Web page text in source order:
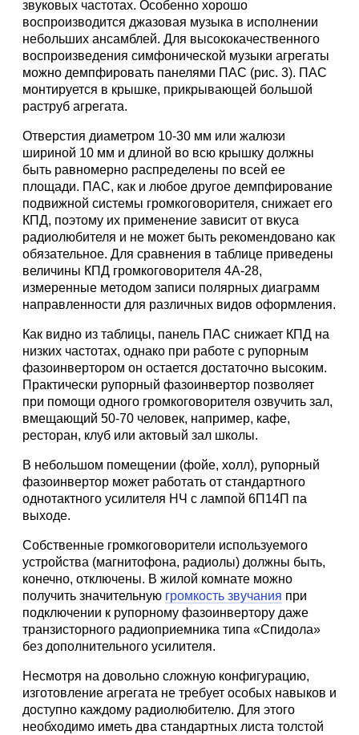
звуковых частотах. Особенно хорошо
воспроизводится джазовая музыка в исполнении
небольших ансамблей. Для высококачественного
воспроизведения симфонической музыки агрегаты
можно демпфировать панелями ПАС (рис. 3). ПАС
монтируется в крышке, прикрывающей большой
раструб агрегата.
Отверстия диаметром 10-30 мм или жалюзи
шириной 10 мм и длиной во всю крышку должны
быть равномерно распределены по всей ее
площади. ПАС, как и любое другое демпфирование
подвижной системы громкоговорителя, снижает его
КПД, поэтому их применение зависит от вкуса
радиолюбителя и не может быть рекомендовано как
обязательное. Для сравнения в таблице приведены
величины КПД громкоговорителя 4А-28,
измеренные методом записи полярных диаграмм
направленности для различных видов оформления.
Как видно из таблицы, панель ПАС снижает КПД на
низких частотах, однако при работе с рупорным
фазоинвертором он остается достаточно высоким.
Практически рупорный фазоинвертор позволяет
при помощи одного громкоговорителя озвучить зал,
вмещающий 50-70 человек, например, кафе,
ресторан, клуб или актовый зал школы.
В небольшом помещении (фойе, холл), рупорный
фазоинвертор может работать от стандартного
однотактного усилителя НЧ с лампой 6П14П па
выходе.
Собственные громкоговорители используемого
устройства (магнитофона, радиолы) должны быть,
конечно, отключены. В жилой комнате можно
получить значительную громкость звучания при
подключении к рупорному фазоинвертору даже
транзисторного радиоприемника типа «Спидола»
без дополнительного усилителя.
Несмотря на довольно сложную конфигурацию,
изготовление агрегата не требует особых навыков и
доступно каждому радиолюбителю. Для этого
необходимо иметь два стандартных листа толстой